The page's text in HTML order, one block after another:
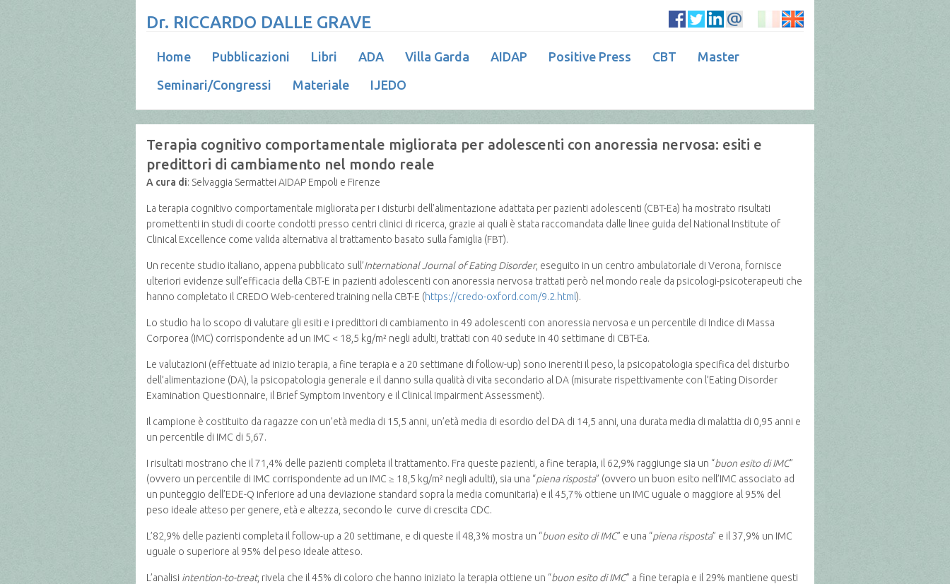
Dr. RICCARDO DALLE GRAVE
Home Pubblicazioni Libri ADA Villa Garda AIDAP Positive Press CBT
Master
Seminari/Congressi
Materiale IJEDO
Terapia cognitivo comportamentale migliorata per adolescenti con anoressia nervosa: esiti e
predittori di cambiamento nel mondo reale
A cura di: Selvaggia Sermattei AIDAP Empoli e Firenze
La terapia cognitivo comportamentale migliorata per i disturbi dell’alimentazione adattata per pazienti adolescenti (CBT-Ea) ha mostrato risultati
promettenti in studi di coorte condotti presso centri clinici di ricerca, grazie ai quali è stata raccomandata dalle linee guida del National Institute of
Clinical Excellence come valida alternativa al trattamento basato sulla famiglia (FBT).
Un recente studio italiano, appena pubblicato sull’International Journal of Eating Disorder, eseguito in un centro ambulatoriale di Verona, fornisce
ulteriori evidenze sull’efficacia della CBT-E in pazienti adolescenti con anoressia nervosa trattati però nel mondo reale da psicologi-psicoterapeuti che
hanno completato il CREDO Web-centered training nella CBT-E (https://credo-oxford.com/9.2.html ).
Lo studio ha lo scopo di valutare gli esiti e i predittori di cambiamento in 49 adolescenti con anoressia nervosa e un percentile di Indice di Massa
Corporea (IMC) corrispondente ad un IMC < 18,5 kg/m² negli adulti, trattati con 40 sedute in 40 settimane di CBT-Ea.
Le valutazioni (effettuate ad inizio terapia, a fine terapia e a 20 settimane di follow-up) sono inerenti il peso, la psicopatologia specifica del disturbo
dell’alimentazione (DA), la psicopatologia generale e il danno sulla qualità di vita secondario al DA (misurate rispettivamente con l’Eating Disorder
Examination Questionnaire, il Brief Symptom Inventory e il Clinical Impairment Assessment).
Il campione è costituito da ragazze con un’età media di 15,5 anni, un’età media di esordio del DA di 14,5 anni, una durata media di malattia di 0,95 anni e
un percentile di IMC di 5,67.
I risultati mostrano che il 71,4% delle pazienti completa il trattamento. Fra queste pazienti, a fine terapia, il 62,9% raggiunge sia un “buon esito di IMC”
(ovvero un percentile di IMC corrispondente ad un IMC ≥ 18,5 kg/m² negli adulti), sia una “piena risposta” (ovvero un buon esito nell’IMC associato ad
un punteggio dell’EDE-Q inferiore ad una deviazione standard sopra la media comunitaria) e il 45,7% ottiene un IMC uguale o maggiore al 95% del
peso ideale atteso per genere, età e altezza, secondo le curve di crescita CDC.
L’82,9% delle pazienti completa il follow-up a 20 settimane, e di queste il 48,3% mostra un “buon esito di IMC” e una “piena risposta” e il 37,9% un IMC
uguale o superiore al 95% del peso ideale atteso.
L’analisi intention-to-treat, rivela che il 45% di coloro che hanno iniziato la terapia ottiene un “buon esito di IMC” a fine terapia e il 29% mantiene questi